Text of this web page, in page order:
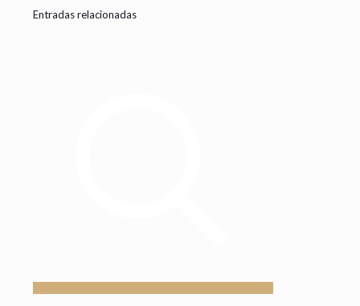
Entradas relacionadas